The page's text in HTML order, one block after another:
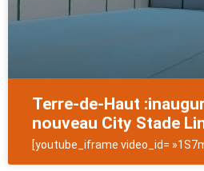
Terre-de-Haut
nouveau City Stade
[youtube_iframe video_id=